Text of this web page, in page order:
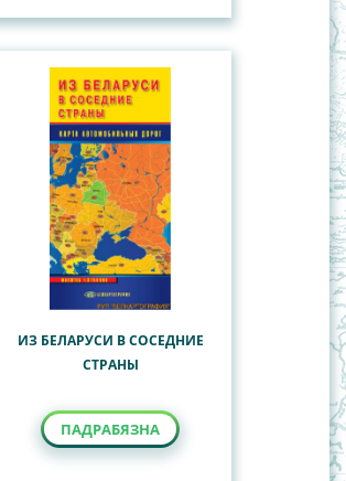
ИЗ БЕЛАРУСИ В СОСЕДНИЕ
СТРАНЫ
ПАДРАБЯЗНА